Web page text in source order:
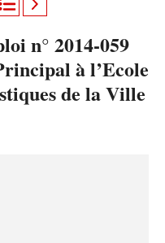
n° 2014-059
à l’Ecole
de la Ville